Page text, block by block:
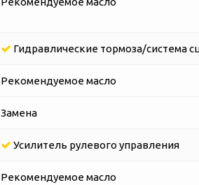
Гидравлические тормоза/система
Рекомендуемое масло
Замена
Усилитель рулевого управления
Рекомендуемое масло